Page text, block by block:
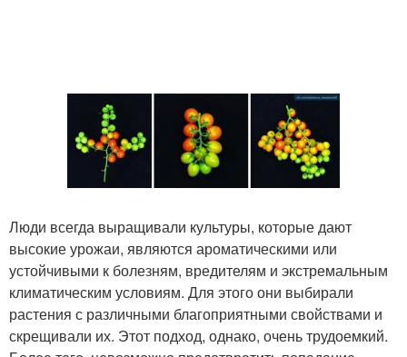
Люди всегда выращивали культуры, которые дают
высокие урожаи, являются ароматическими или
устойчивыми к болезням, вредителям и экстремальным
климатическим условиям. Для этого они выбирали
растения с различными благоприятными свойствами и
скрещивали их. Этот подход, однако, очень трудоемкий.